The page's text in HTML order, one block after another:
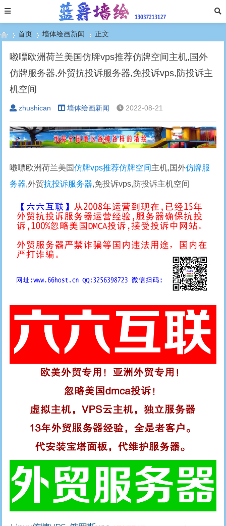
首页
›
墙体绘画新闻
›
正文
嘋嘌欧洲荷兰美国仿牌vps推荐仿牌空间主机,国外
仿牌服务器,外贸抗投诉服务器,免投诉vps,防投诉主
机空间
zhushican 墙体绘画新闻 2022-08-21
嘋嘌欧洲荷兰美国仿牌vps推荐仿牌空间主机,国外仿牌服
务器,外贸抗投诉服务器,免投诉vps,防投诉主机空间